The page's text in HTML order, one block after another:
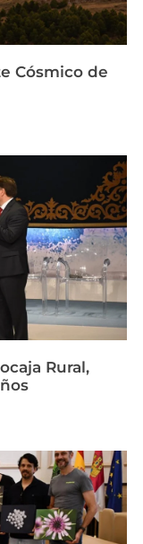
Cósmico de
Rural,